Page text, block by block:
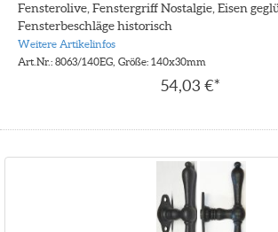
Fensterolive, Fenstergriff Nostalgie, Eisen
Fensterbeschläge historisch
Weitere Artikelinfos
Art.Nr.: 8063/140EG, Größe: 140x30mm
54,03 €*